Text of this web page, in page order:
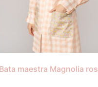
Bata maestra Magnolia